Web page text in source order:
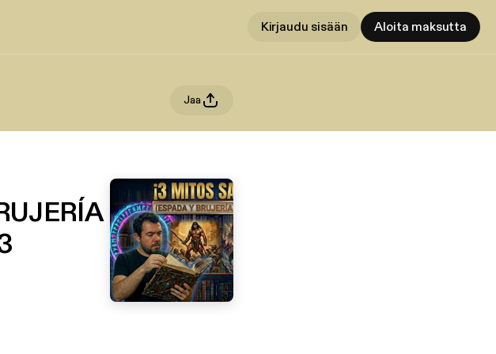
Kirjaudu sisään Aloita maksutta
Jaa